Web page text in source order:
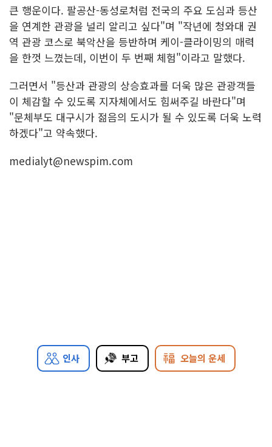
큰 행운이다. 팔공산-동성로처럼 전국의 주요 도심과 등산
을 연계한 관광을 널리 알리고 싶다"며 "작년에 청와대 권
역 관광 코스로 북악산을 등반하며 케이-클라이밍의 매력
을 한껏 느꼈는데, 이번이 두 번째 체험"이라고 말했다.
그러면서 "등산과 관광의 상승효과를 더욱 많은 관광객들
이 체감할 수 있도록 지자체에서도 힘써주길 바란다"며
"문체부도 대구시가 젊음의 도시가 될 수 있도록 더욱 노력
하겠다"고 약속했다.
medialyt@newspim.com
인사 부고 오늘의 운세